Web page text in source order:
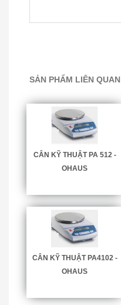
SẢN PHẨM LIÊN QUAN
CÂN KỸ THUẬT PA 512 -
OHAUS
CÂN KỸ THUẬT PA4102 -
OHAUS